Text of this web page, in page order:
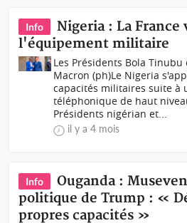
Info
Nigeria : La France
l'équipement militaire
Les Présidents Bola Tinubu
Macron (ph)Le Nigeria
capacités militaires suite à
téléphonique de haut
Présidents nigérian et...
il y a 4 mois
Info
Ouganda :
politique de Trump : «
propres capacités »